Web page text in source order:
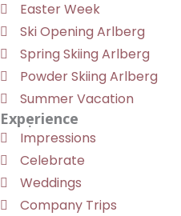
Easter Week
Ski Opening Arlberg
Spring Skiing Arlberg
Powder Skiing Arlberg
Summer Vacation
Experience
Impressions
Celebrate
Weddings
Company Trips